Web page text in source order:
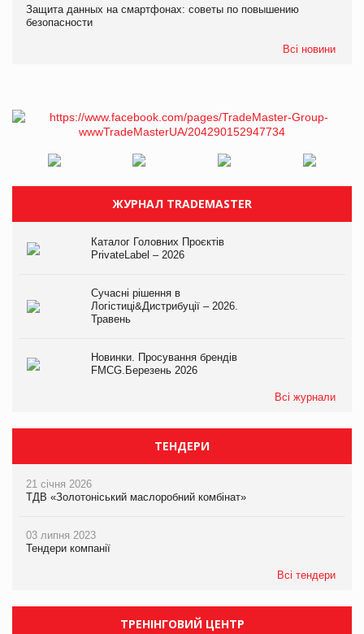
Защита данных на смартфонах: советы по повышению
безопасности
Всі новини
ЖУРНАЛ TRADEMASTER
Каталог Головних Проєктів
PrivateLabel – 2026
Сучасні рішення в
Логістиці&Дистрибуції – 2026.
Травень
Новинки. Просування брендів
FMCG.Березень 2026
Всі журнали
ТЕНДЕРИ
21 січня 2026
ТДВ «Золотоніський маслоробний комбінат»
03 липня 2023
Тендери компанії
Всі тендери
ТРЕНІНГОВИЙ ЦЕНТР